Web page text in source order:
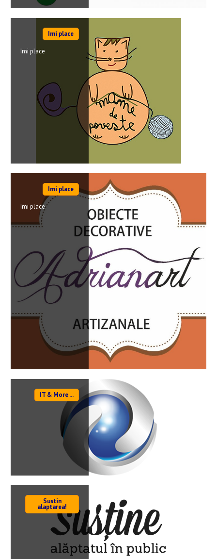
Imi place
Imi place
Imi place
Imi place
IT & More ...
Sustin
alaptarea!